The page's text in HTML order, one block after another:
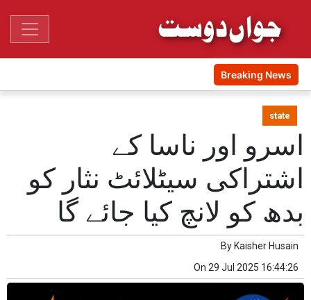
Breaking News
state
اسرو اور ناسا کے
اشتراکی سیٹلائٹ نثار کو
بدھ کو لانچ کیا جائے گا
By Kaisher Husain
On 29 Jul 2025 16:44:26